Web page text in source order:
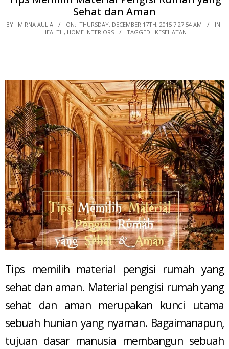
Sehat dan Aman
BY: MIRNA AULIA ON: THURSDAY, DECEMBER 17TH, 2015 7:27:54 AM
IN:
HEALTH, HOME INTERIORS TAGGED: KESEHATAN
Tips memilih material pengisi rumah yang
sehat dan aman. Material pengisi rumah yang
sehat dan aman merupakan kunci utama
sebuah hunian yang nyaman. Bagaimanapun,
tujuan dasar manusia membangun sebuah